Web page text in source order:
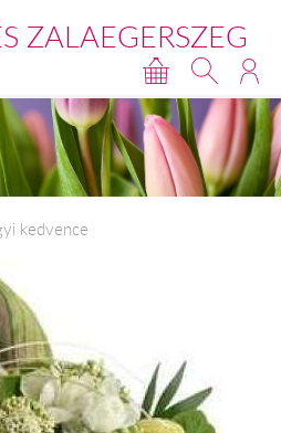
ZALAEGERSZEG
kedvence